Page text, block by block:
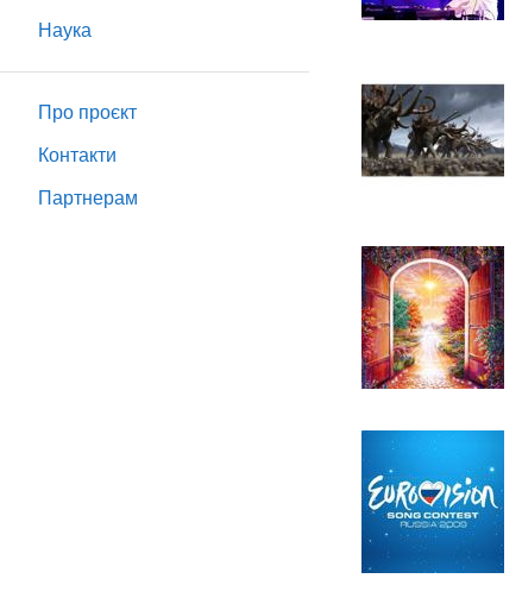
Наука
Про проєкт
Контакти
Партнeрам